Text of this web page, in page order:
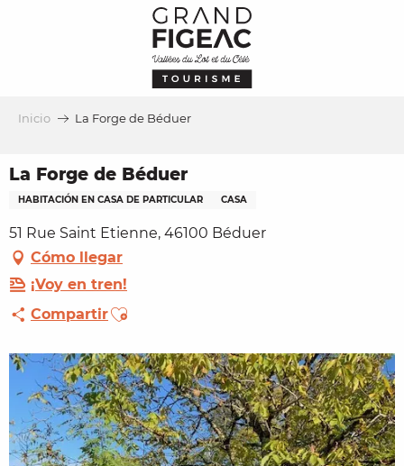
Inicio La Forge de Béduer
La Forge de Béduer
HABITACIÓN EN CASA DE PARTICULAR CASA
51 Rue Saint Etienne, 46100 Béduer
Cómo llegar
¡Voy en tren!
CompartirAjouter aux favoris